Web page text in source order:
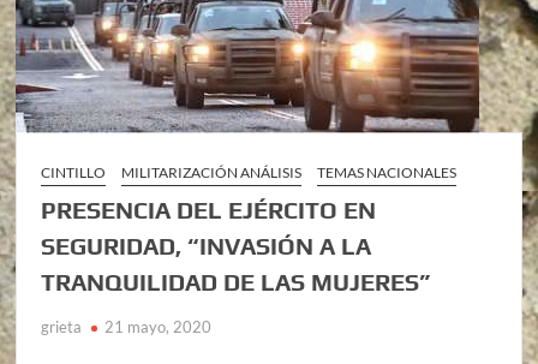
CINTILLO MILITARIZACIÓN ANÁLISIS TEMAS NACIONALES
PRESENCIA DEL EJÉRCITO EN
SEGURIDAD, “INVASIÓN A LA
TRANQUILIDAD DE LAS MUJERES”
grieta 21 mayo, 2020